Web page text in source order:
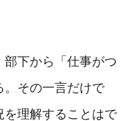
部下から「仕事がつ
。その一言だけで
を理解することはで